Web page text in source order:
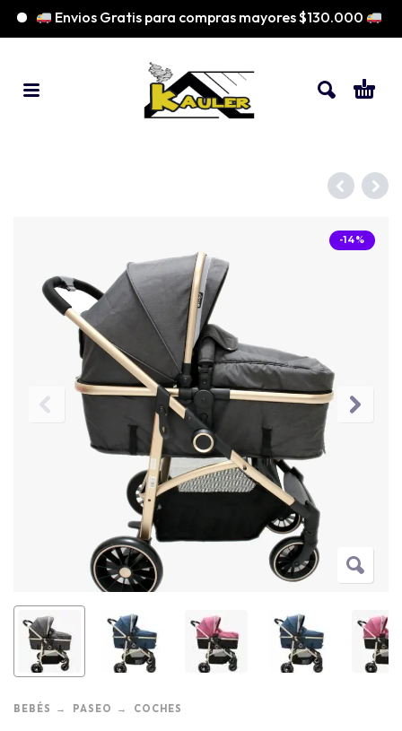
Envios Gratis para compras mayores $130.000
-14%
BEBÉS PASEO COCHES